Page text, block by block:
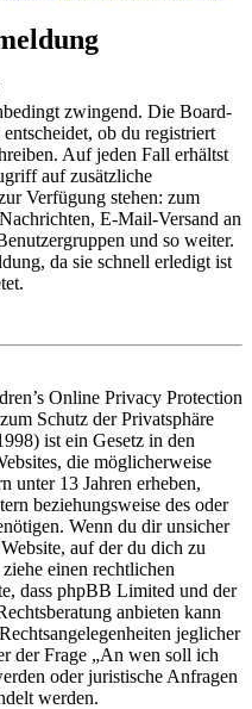
zwingend. Die Board-
ob du registriert
Auf jeden Fall erhältst
auf zusätzliche
Verfügung stehen: zum
E-Mail-Versand an
und so weiter.
da sie schnell erledigt ist
Online Privacy Protection
Schutz der Privatsphäre
ist ein Gesetz in den
die möglicherweise
unter 13 Jahren erheben,
beziehungsweise des oder
Wenn du dir unsicher
auf der du dich zu
einen rechtlichen
dass phpBB Limited und der
anbieten kann
jeglicher
der Frage „An wen soll ich
oder juristische Anfragen
werden.